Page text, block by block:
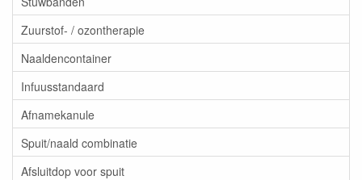
Zuurstof- / ozontherapie
Naaldencontainer
Infuusstandaard
Afnamekanule
Spuit/naald combinatie
Afsluitdop voor spuit